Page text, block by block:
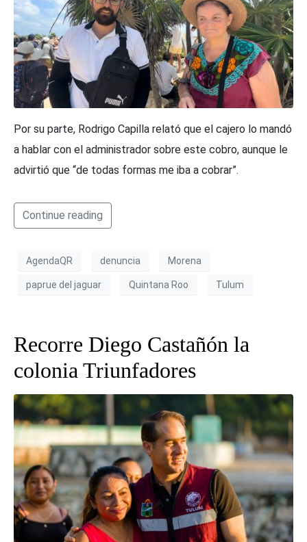
Por su parte, Rodrigo Capilla relató que el cajero lo mandó
a hablar con el administrador sobre este cobro, aunque le
advirtió que “de todas formas me iba a cobrar”.
Continue reading
AgendaQR denuncia Morena
paprue del jaguar Quintana Roo Tulum
Recorre Diego Castañón la
colonia Triunfadores